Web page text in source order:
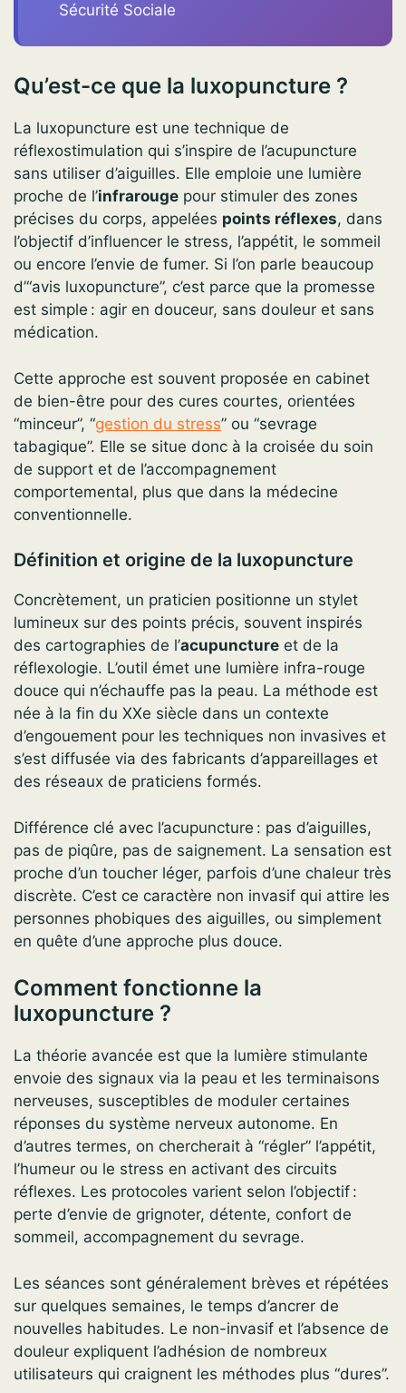
Sécurité Sociale
Qu’est-ce que la luxopuncture ?
La luxopuncture est une technique de
réflexostimulation qui s’inspire de l’acupuncture
sans utiliser d’aiguilles. Elle emploie une lumière
proche de l’infrarouge pour stimuler des zones
précises du corps, appelées points réflexes, dans
l’objectif d’influencer le stress, l’appétit, le sommeil
ou encore l’envie de fumer. Si l’on parle beaucoup
d’“avis luxopuncture”, c’est parce que la promesse
est simple : agir en douceur, sans douleur et sans
médication.
Cette approche est souvent proposée en cabinet
de bien-être pour des cures courtes, orientées
“minceur”, “gestion du stress” ou “sevrage
tabagique”. Elle se situe donc à la croisée du soin
de support et de l’accompagnement
comportemental, plus que dans la médecine
conventionnelle.
Définition et origine de la luxopuncture
Concrètement, un praticien positionne un stylet
lumineux sur des points précis, souvent inspirés
des cartographies de l’acupuncture et de la
réflexologie. L’outil émet une lumière infra-rouge
douce qui n’échauffe pas la peau. La méthode est
née à la fin du XXe siècle dans un contexte
d’engouement pour les techniques non invasives et
s’est diffusée via des fabricants d’appareillages et
des réseaux de praticiens formés.
Différence clé avec l’acupuncture : pas d’aiguilles,
pas de piqûre, pas de saignement. La sensation est
proche d’un toucher léger, parfois d’une chaleur très
discrète. C’est ce caractère non invasif qui attire les
personnes phobiques des aiguilles, ou simplement
en quête d’une approche plus douce.
Comment fonctionne la
luxopuncture ?
La théorie avancée est que la lumière stimulante
envoie des signaux via la peau et les terminaisons
nerveuses, susceptibles de moduler certaines
réponses du système nerveux autonome. En
d’autres termes, on chercherait à “régler” l’appétit,
l’humeur ou le stress en activant des circuits
réflexes. Les protocoles varient selon l’objectif :
perte d’envie de grignoter, détente, confort de
sommeil, accompagnement du sevrage.
Les séances sont généralement brèves et répétées
sur quelques semaines, le temps d’ancrer de
nouvelles habitudes. Le non-invasif et l’absence de
douleur expliquent l’adhésion de nombreux
utilisateurs qui craignent les méthodes plus “dures”.